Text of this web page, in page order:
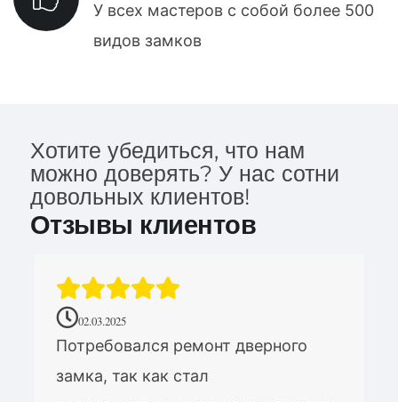
У всех мастеров с собой более 500
видов замков
Хотите убедиться, что нам
можно доверять? У нас сотни
довольных клиентов!
Отзывы клиентов
02.03.2025
Потребовался ремонт дверного
замка, так как стал